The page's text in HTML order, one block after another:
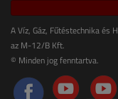
A Víz, Gáz, Fűtéstechnika és
az M-12/B Kft.
© Minden jog fenntartva.